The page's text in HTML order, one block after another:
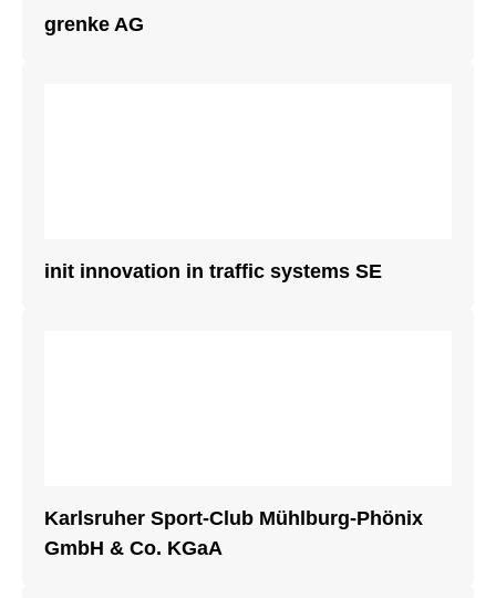
grenke AG
init innovation in traffic systems SE
Karlsruher Sport-Club Mühlburg-Phönix
GmbH & Co. KGaA